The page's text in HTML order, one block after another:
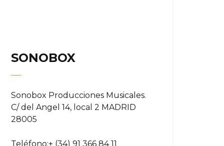
SONOBOX
Sonobox Producciones Musicales.
C/ del Angel 14, local 2 MADRID
28005
Teléfono:+ (34) 91 366 84 11